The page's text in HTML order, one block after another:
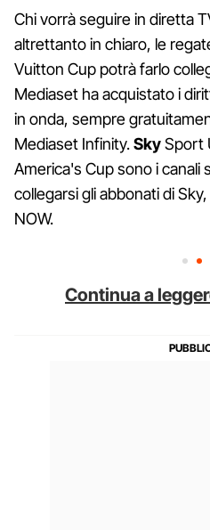
Chi vorrà seguire in diretta
altrettanto in chiaro, le
Vuitton Cup potrà farlo
Mediaset ha acquistato i
in onda, sempre
Mediaset Infinity.SkySport
America's Cup sono i canali
collegarsi gli abbonati di
NOW.
Continua a